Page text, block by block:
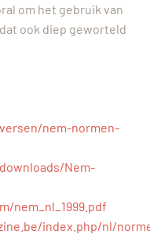
om het gebruik van
ook diep geworteld
nem-normen-
Nem-
nem_nl_1999.pdf
index.php/nl/